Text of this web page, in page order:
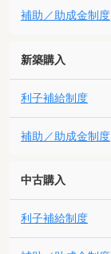
補助／助成金制度
新築購入
利子補給制度
補助／助成金制度
中古購入
利子補給制度